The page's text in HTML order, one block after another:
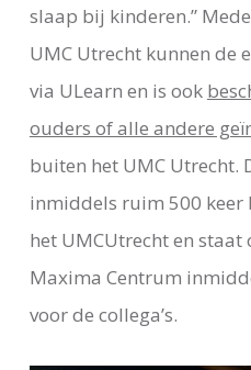
slaap bij kinderen.”
UMC Utrecht kunnen de
via ULearn en is ook
ouders of alle andere
buiten het UMC Utrecht.
inmiddels ruim 500 keer
het UMCUtrecht en staat
Maxima Centrum
voor de collega’s.